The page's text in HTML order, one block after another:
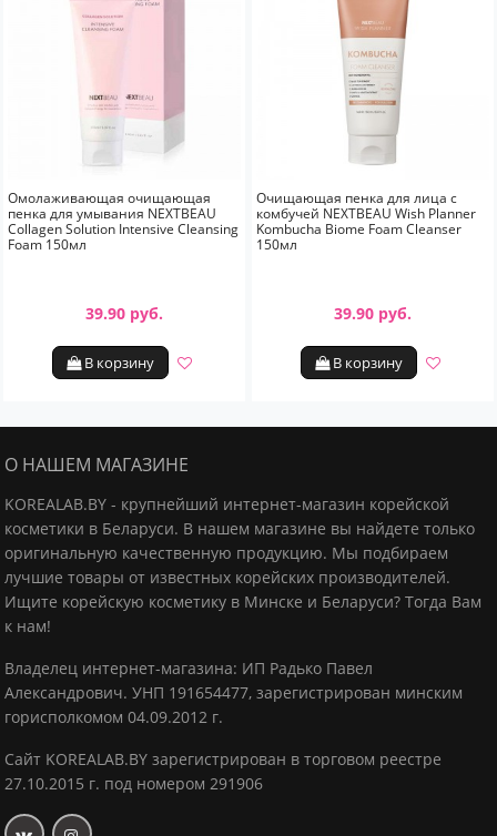
Омолаживающая очищающая
пенка для умывания NEXTBEAU
Collagen Solution Intensive Cleansing
Foam 150мл
39.90 руб.
В корзину
Очищающая пенка для лица с
комбучей NEXTBEAU Wish Planner
Kombucha Biome Foam Cleanser
150мл
39.90 руб.
В корзину
О НАШЕМ МАГАЗИНЕ
KOREALAB.BY - крупнейший интернет-магазин корейской
косметики в Беларуси. В нашем магазине вы найдете только
оригинальную качественную продукцию. Мы подбираем
лучшие товары от известных корейских производителей.
Ищите корейскую косметику в Минске и Беларуси? Тогда Вам
к нам!
Владелец интернет-магазина: ИП Радько Павел
Александрович. УНП 191654477, зарегистрирован минским
горисполкомом 04.09.2012 г.
Сайт KOREALAB.BY зарегистрирован в торговом реестре
27.10.2015 г. под номером 291906